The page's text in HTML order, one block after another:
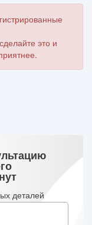
это и
деталей